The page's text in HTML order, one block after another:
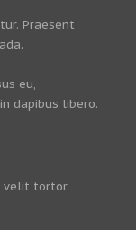
Praesent
eu,
dapibus libero.
velit tortor